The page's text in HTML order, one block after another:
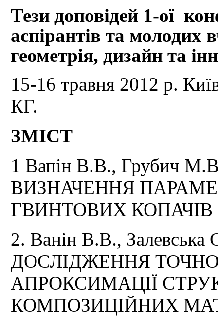
Тези доповідей 1-ої
аспірантів та
геометрія, дизайн та
15-16 травня 2012 р.
КГ.
ЗМІСТ
1 Вапін В.В., Грубич
ВИЗНАЧЕННЯ
ГВИНТОВИХ
2. Ванін В.В., Залевська
ДОСЛІДЖЕННЯ
АПРОКСИМАЦІЇ
КОМПОЗИЦІЙНИХ